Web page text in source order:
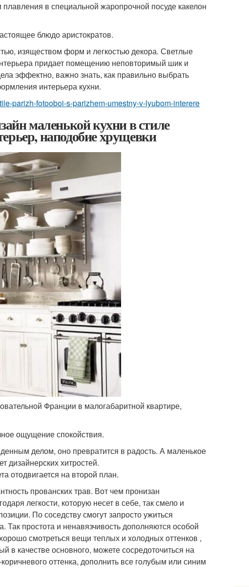
в специальной жаропрочной посуде какелон
блюдо аристократов.
изяществом форм и легкостью декора. Светлые
придает помещению неповторимый шик и
эффектно, важно знать, как правильно выбрать
интерьера кухни.
parizh-fotooboi-s-parizhem-umestny-v-lyubom-interere
маленькой кухни в стиле
наподобие хрущевки
Франции в малогабаритной квартире,
ощущение спокойствия.
делом, оно превратится в радость. А маленькое
дизайнерских хитростей.
отодвигается на второй план.
прованских трав. Вот чем пронизан
легкости, которую несет в себе, так смело и
По соседству смогут запросто ужиться
простота и ненавязчивость дополняются особой
смотреться вещи теплых и холодных оттенков ,
качестве основного, можете сосредоточиться на
оттенка, дополнить все голубым или синим